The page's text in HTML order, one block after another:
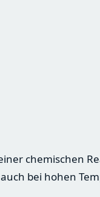
chemischen
bei hohen